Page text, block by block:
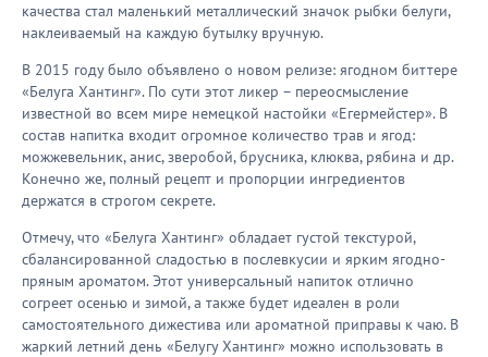
качества стал маленький металлический значок рыбки белуги,
наклеиваемый на каждую бутылку вручную.
В 2015 году было объявлено о новом релизе: ягодном биттере
«Белуга Хантинг». По сути этот ликер – переосмысление
известной во всем мире немецкой настойки «Егермейстер». В
состав напитка входит огромное количество трав и ягод:
можжевельник, анис, зверобой, брусника, клюква, рябина и др.
Конечно же, полный рецепт и пропорции ингредиентов
держатся в строгом секрете.
Отмечу, что «Белуга Хантинг» обладает густой текстурой,
сбалансированной сладостью в послевкусии и ярким ягодно-
пряным ароматом. Этот универсальный напиток отлично
согреет осенью и зимой, а также будет идеален в роли
самостоятельного дижестива или ароматной приправы к чаю. В
жаркий летний день «Белугу Хантинг» можно использовать в